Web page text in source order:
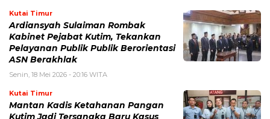
Kutai Timur
Ardiansyah Sulaiman Rombak
Kabinet Pejabat Kutim, Tekankan
Pelayanan Publik Publik Berorientasi
ASN Berakhlak
Senin, 18 Mei 2026 - 20:16 WITA
Kutai Timur
Mantan Kadis Ketahanan Pangan
Kutim Jadi Tersangka Baru Kasus